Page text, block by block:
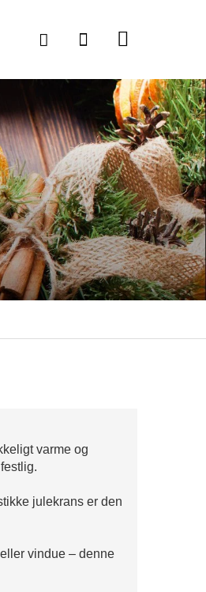
varme og
julekrans er den
vindue – denne